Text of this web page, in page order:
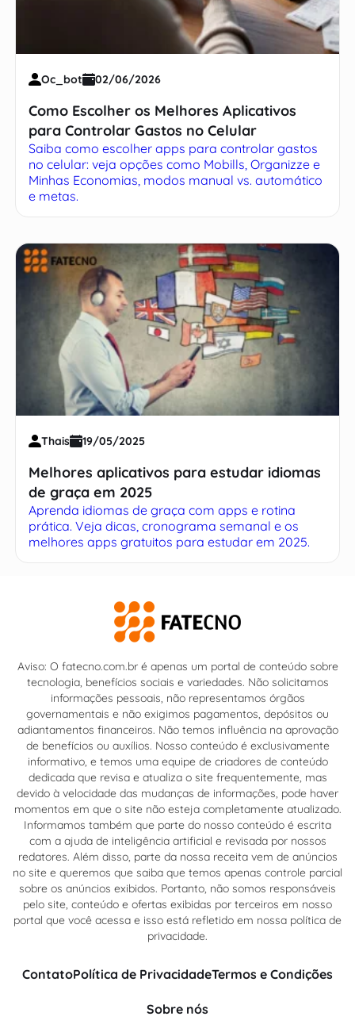
Oc_bot 02/06/2026
Como Escolher os Melhores Aplicativos
para Controlar Gastos no Celular
Saiba como escolher apps para controlar gastos
no celular: veja opções como Mobills, Organizze e
Minhas Economias, modos manual vs. automático
e metas.
Thais 19/05/2025
Melhores aplicativos para estudar idiomas
de graça em 2025
Aprenda idiomas de graça com apps e rotina
prática. Veja dicas, cronograma semanal e os
melhores apps gratuitos para estudar em 2025.
Aviso: O fatecno.com.br é apenas um portal de conteúdo sobre
tecnologia, benefícios sociais e variedades. Não solicitamos
informações pessoais, não representamos órgãos
governamentais e não exigimos pagamentos, depósitos ou
adiantamentos financeiros. Não temos influência na aprovação
de benefícios ou auxílios. Nosso conteúdo é exclusivamente
informativo, e temos uma equipe de criadores de conteúdo
dedicada que revisa e atualiza o site frequentemente, mas
devido à velocidade das mudanças de informações, pode haver
momentos em que o site não esteja completamente atualizado.
Informamos também que parte do nosso conteúdo é escrita
com a ajuda de inteligência artificial e revisada por nossos
redatores. Além disso, parte da nossa receita vem de anúncios
no site e queremos que saiba que temos apenas controle parcial
sobre os anúncios exibidos. Portanto, não somos responsáveis
pelo site, conteúdo e ofertas exibidas por terceiros em nosso
portal que você acessa e isso está refletido em nossa política de
privacidade.
ContatoPolítica de PrivacidadeTermos e Condições
Sobre nós